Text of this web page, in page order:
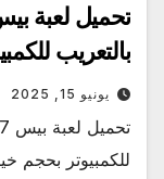
بالتعريب
يونيو 15, 2025